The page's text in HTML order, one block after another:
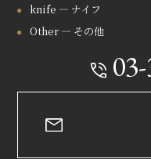
knife — ナイフ
Other — その他